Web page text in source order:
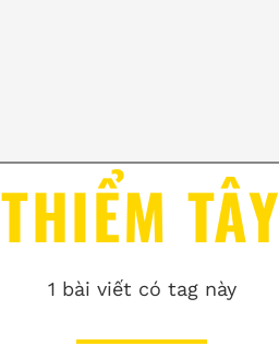
THIỂM TÂY
1 bài viết có tag này